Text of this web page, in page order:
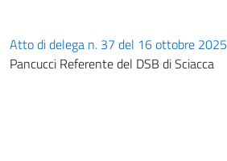
Atto di delega n. 37 del 16 ottobre 2025
Pancucci Referente del DSB di Sciacca